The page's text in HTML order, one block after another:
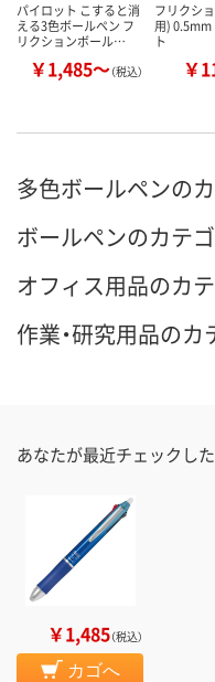
パイロット こすると消
える3色ボールペン フ
リクションボール…
￥1,485～（税込）
フリクシ
用)
ト
￥
多色ボールペンの
ボールペンのカテ
オフィス用品のカ
作業・研究用品のカ
あなたが最近チェックし
￥1,485（税込）
カゴへ